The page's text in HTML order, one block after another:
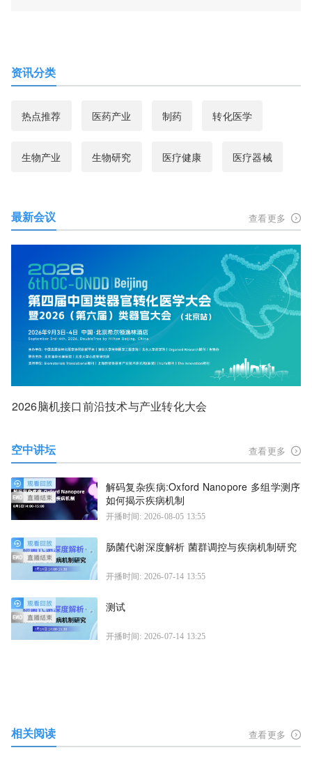
资讯分类
热点推荐 医药产业 制药 转化医学
生物产业 生物研究 医疗健康 医疗器械
最新会议 查看更多
2026脑机接口前沿技术与产业转化大会
空中讲坛 查看更多
解码复杂疾病:Oxford Nanopore 多组学测序
如何揭示疾病机制
开播时间: 2026-08-05 13:55
肠菌代谢深度解析 菌群调控与疾病机制研究
开播时间: 2026-07-14 13:55
测试
开播时间: 2026-07-14 13:25
相关阅读 查看更多